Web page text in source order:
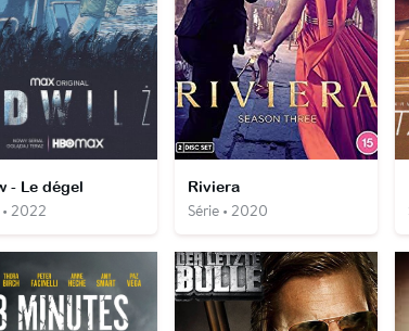
- Le dégel
• 2022
Riviera
Série • 2020